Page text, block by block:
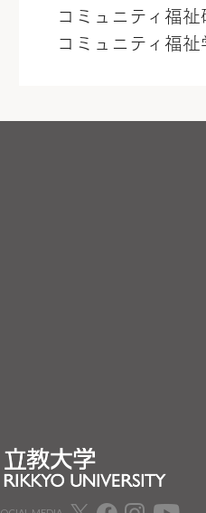
コミュニティ福
コミュニティ福